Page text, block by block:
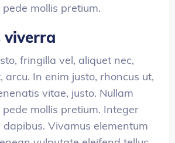
mollis pretium.
viverra
fringilla vel, aliquet nec,
arcu. In enim justo, rhoncus ut,
vitae, justo. Nullam
mollis pretium. Integer
Vivamus elementum